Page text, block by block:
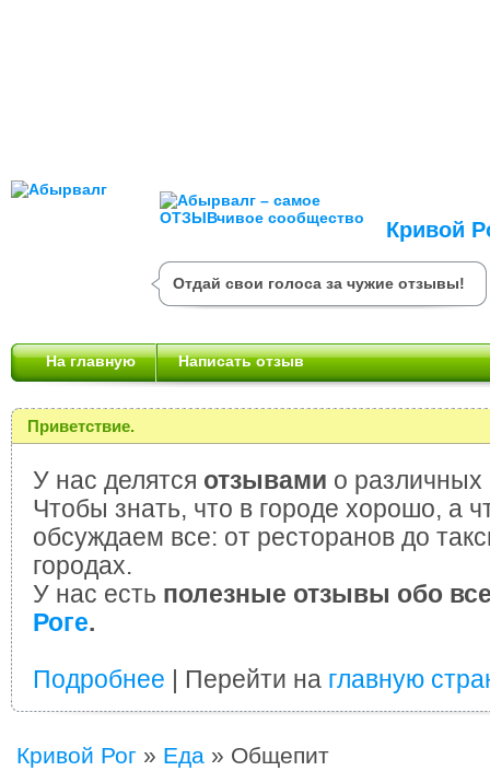
Кривой
Отдай свои голоса за чужие отзывы!
На главную Написать отзыв
Приветствие.
У нас делятся отзывами о различных
Чтобы знать, что в городе хорошо, а
обсуждаем все: от ресторанов до
городах.
У нас есть полезные отзывы обо
Роге.
Подробнее | Перейти на главную
Кривой Рог » Еда » Общепит